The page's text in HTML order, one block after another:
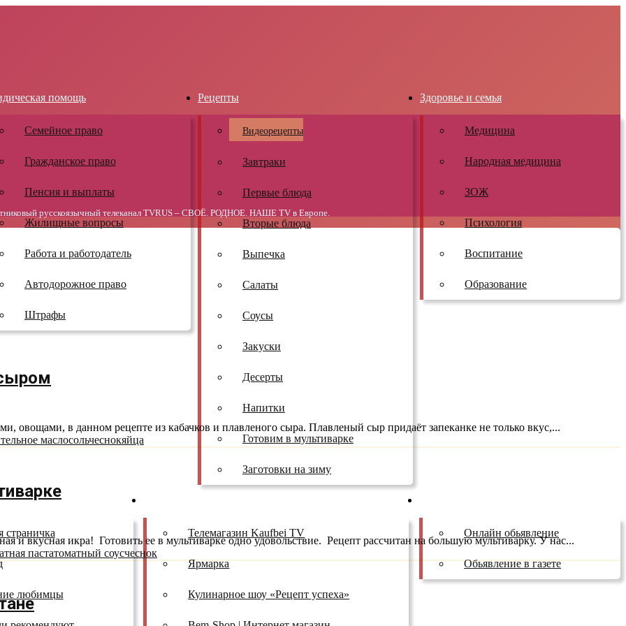
помощь
Семейное право
Гражданское право
Пенсия и выплаты
Жилищные вопросы
Работа и работодатель
Автодорожное право
Штрафы
Рецепты
Видеорецепты
Завтраки
Первые блюда
Вторые блюда
Выпечка
Салаты
Соусы
Закуски
Десерты
Напитки
Готовим в мультиварке
Заготовки на зиму
Здоровье и семья
Медицина
Народная медицина
ЗОЖ
Психология
Воспитание
Образование
страничка
любимцы
Телемагазин Kaufbei TV
Ярмарка
Кулинарное шоу «Рецепт успеха»
Онлайн обьявление
Обьявление в газете
русскоязычный телеканал TVRUS – СВОЁ. РОДНОЕ. НАШЕ TV в Европе.
овощами, в данном рецепте из кабачков и плавленого сыра. Плавленый сыр придаёт запеканке не только вкус,...
маслосольчеснокяйца
и вкусная икра! Готовить ее в мультиварке одно удовольствие. Рецепт рассчитан на большую мультиварку. У нас...
пастатоматный соусчеснок